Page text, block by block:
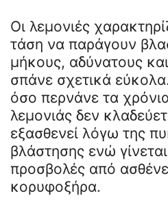
Οι λεμονιές
τάση να παράγουν
μήκους, αδύνατους
σπάνε σχετικά
όσο περνάνε τα
λεμονιάς δεν
εξασθενεί λόγω της
βλάστησης ενώ
προσβολές από
κορυφοξήρα.